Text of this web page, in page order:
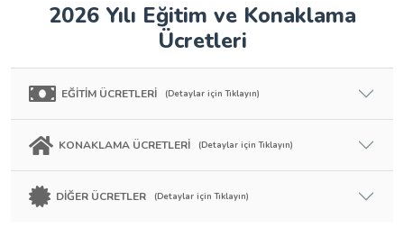
2026 Yılı Eğitim ve Konaklama
Ücretleri
EĞİTİM ÜCRETLERİ (Detaylar için Tıklayın)
KONAKLAMA ÜCRETLERİ (Detaylar için Tıklayın)
DİĞER ÜCRETLER (Detaylar için Tıklayın)